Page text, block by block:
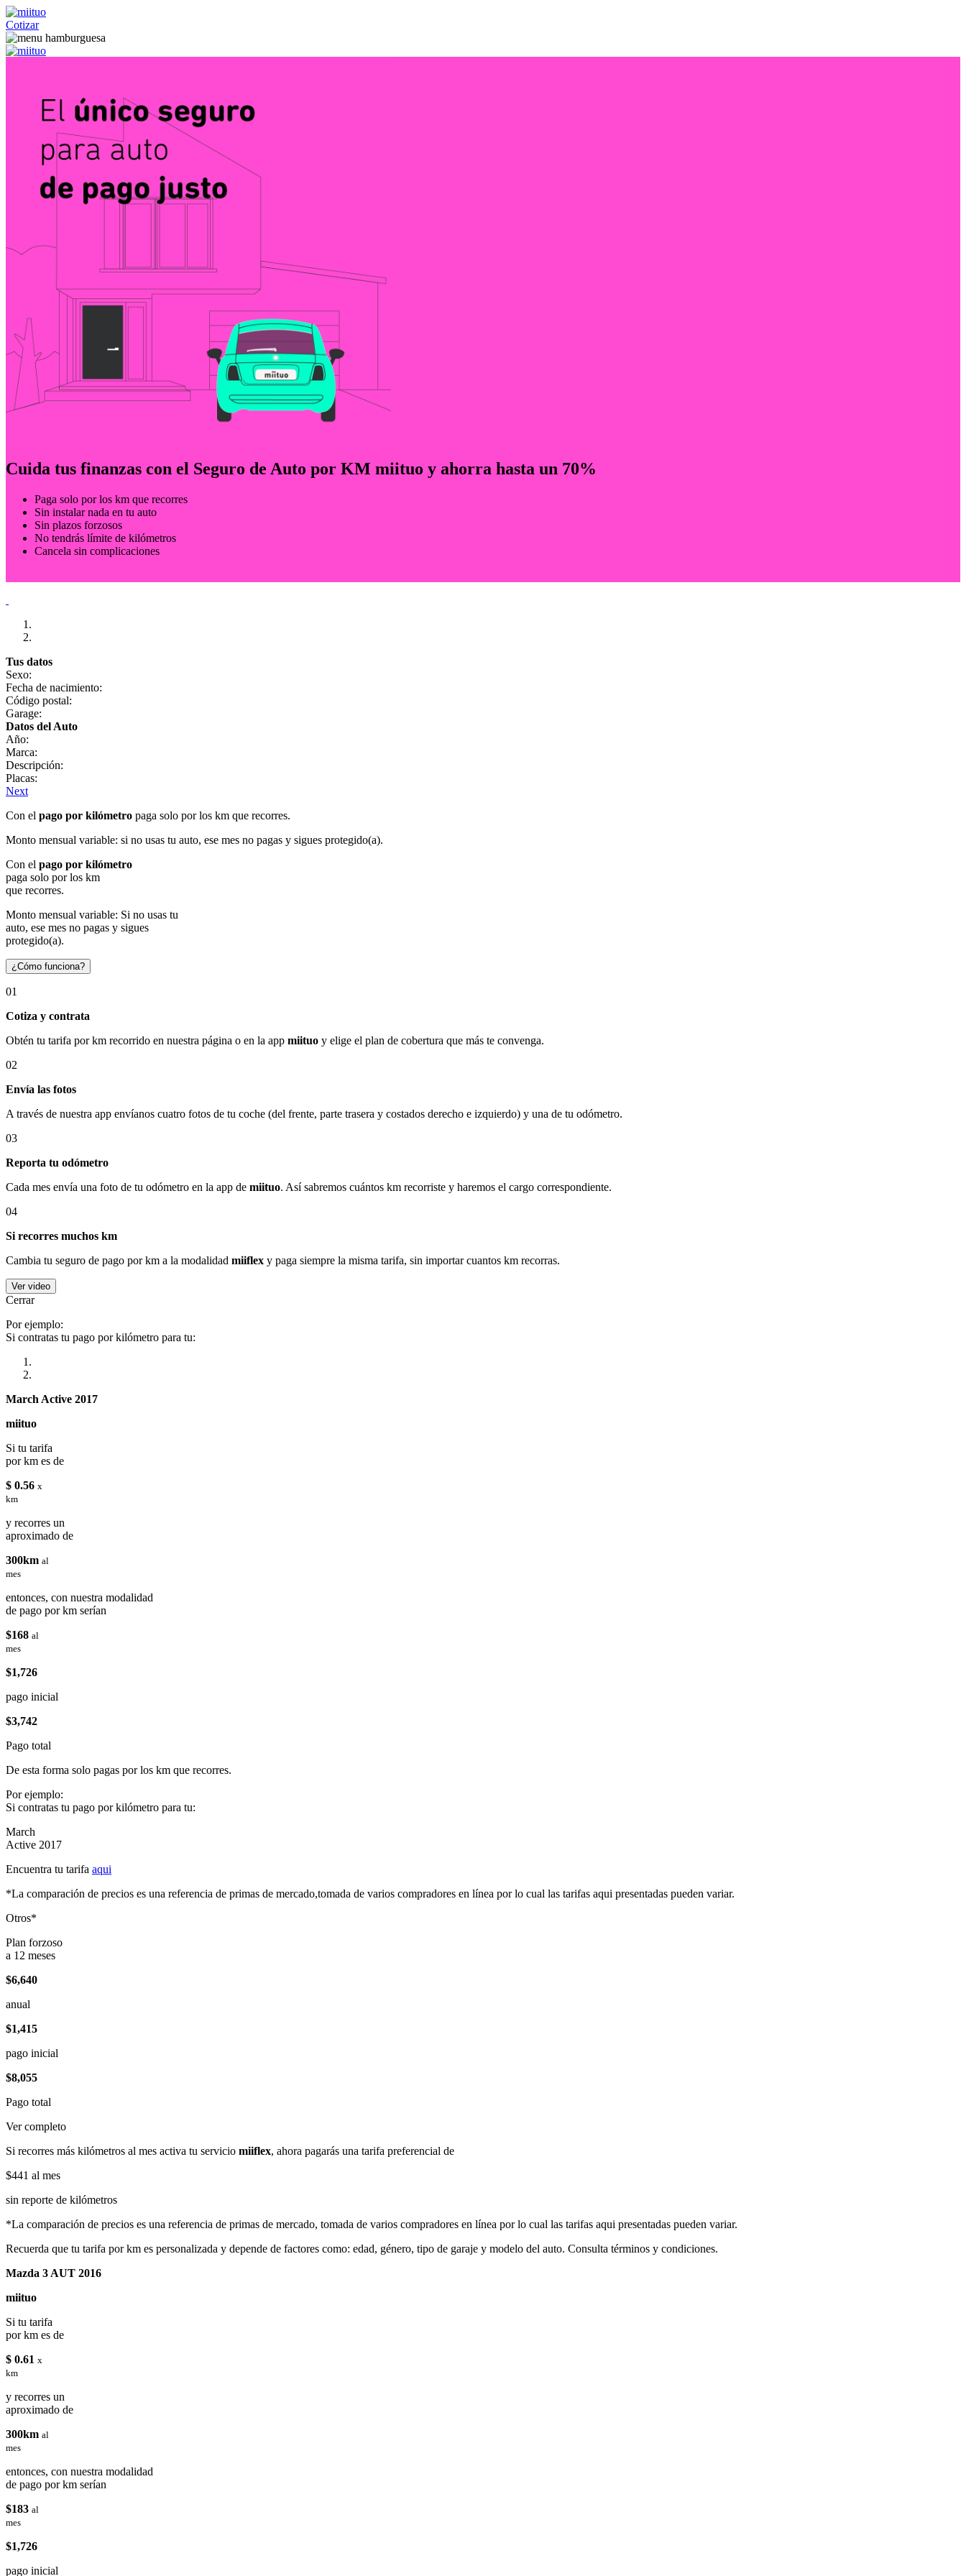
Cotizar
Coberturas
Preguntas Frecuentes
Referidos
miiflex
Cuida tus finanzas con el Seguro de Auto por KM miituo y ahorra hasta un 70%
Paga solo por los km que recorres
Sin instalar nada en tu auto
Sin plazos forzosos
No tendrás límite de kilómetros
Cancela sin complicaciones
Tus datos
Sexo:
Fecha de nacimiento:
Código postal:
Garage:
Datos del Auto
Año:
Marca:
Descripción:
Placas:
Next
Con el pago por kilómetro paga solo por los km que recorres.
Monto mensual variable: si no usas tu auto, ese mes no pagas y sigues protegido(a).
Con el pago por kilómetro
paga solo por los km
que recorres.
Monto mensual variable: Si no usas tu
auto, ese mes no pagas y sigues
protegido(a).
¿Cómo funciona?
01
Cotiza y contrata
Obtén tu tarifa por km recorrido en nuestra página o en la app miituo y elige el plan de cobertura que más te convenga.
02
Envía las fotos
A través de nuestra app envíanos cuatro fotos de tu coche (del frente, parte trasera y costados derecho e izquierdo) y una de tu odómetro.
03
Reporta tu odómetro
Cada mes envía una foto de tu odómetro en la app de miituo. Así sabremos cuántos km recorriste y haremos el cargo correspondiente.
04
Si recorres muchos km
Cambia tu seguro de pago por km a la modalidad miiflex y paga siempre la misma tarifa, sin importar cuantos km recorras.
Ver video
Cerrar
Por ejemplo:
Si contratas tu pago por kilómetro para tu:
March Active 2017
miituo
Si tu tarifa
por km es de
$ 0.56 x
km
y recorres un
aproximado de
300km al
mes
entonces, con nuestra modalidad
de pago por km serían
$168 al
mes
$1,726
pago inicial
$3,742
Pago total
De esta forma solo pagas por los km que recorres.
Por ejemplo:
Si contratas tu pago por kilómetro para tu:
March
Active 2017
Encuentra tu tarifa aqui
*La comparación de precios es una referencia de primas de mercado,tomada de varios compradores en línea por lo cual las tarifas aqui presentadas pueden variar.
Otros*
Plan forzoso
a 12 meses
$6,640
anual
$1,415
pago inicial
$8,055
Pago total
Ver completo
Si recorres más kilómetros al mes activa tu servicio miiflex, ahora pagarás una tarifa preferencial de
$441 al mes
sin reporte de kilómetros
*La comparación de precios es una referencia de primas de mercado, tomada de varios compradores en línea por lo cual las tarifas aqui presentadas pueden variar.
Recuerda que tu tarifa por km es personalizada y depende de factores como: edad, género, tipo de garaje y modelo del auto. Consulta términos y condiciones.
Mazda 3 AUT 2016
miituo
Si tu tarifa
por km es de
$ 0.61 x
km
y recorres un
aproximado de
300km al
mes
entonces, con nuestra modalidad
de pago por km serían
$183 al
mes
$1,726
pago inicial